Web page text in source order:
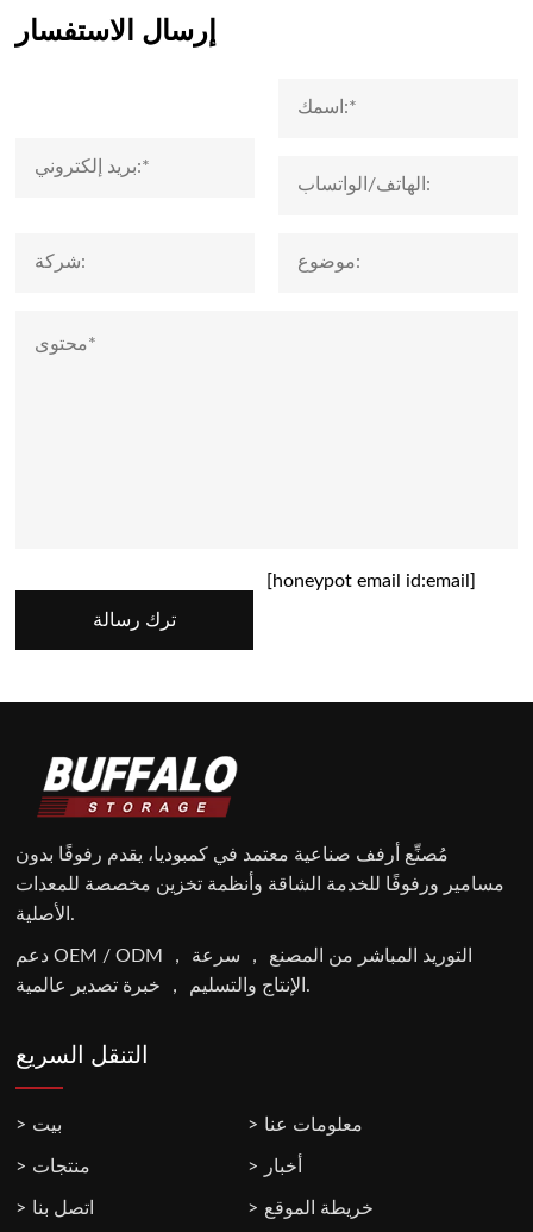
إرسال الاستفسار
ترك رسالة
[honeypot email id:email]
مُصنِّع أرفف صناعية معتمد في كمبوديا، يقدم رفوفًا بدون
مسامير ورفوفًا للخدمة الشاقة وأنظمة تخزين مخصصة للمعدات
الأصلية.
دعم OEM / ODM ， التوريد المباشر من المصنع ， سرعة
الإنتاج والتسليم ， خبرة تصدير عالمية.
التنقل السريع
بيت معلومات عنا
منتجات أخبار
اتصل بنا خريطة الموقع